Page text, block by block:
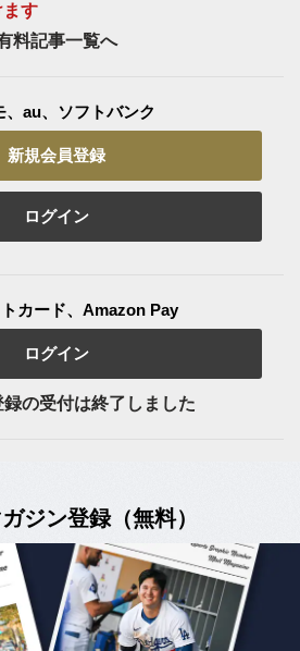
す
料記事一覧へ
、au、ソフトバンク
新規会員登録
ログイン
カード、Amazon Pay
ログイン
の受付は終了しました
ジン登録（無料）